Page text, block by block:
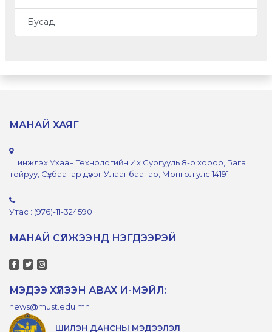
Бусад
МАНАЙ ХАЯГ
Шинжлэх Ухаан Технологийн Их Сургууль 8-р хороо, Бага
тойруу, Сүхбаатар дүүрэг Улаанбаатар, Монгол улс 14191
Утас : (976)-11-324590
МАНАЙ СҮЛЖЭЭНД НЭГДЭЭРЭЙ
МЭДЭЭ ХҮЛЭЭН АВАХ И-МЭЙЛ:
news@must.edu.mn
ШИЛЭН ДАНСНЫ МЭДЭЭЛЭЛ